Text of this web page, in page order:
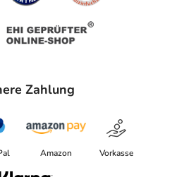
Zahlung
Amazon Vorkasse